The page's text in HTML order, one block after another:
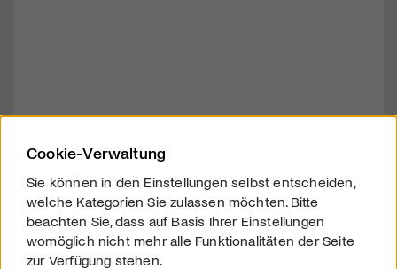
Cookie-Verwaltung
Sie können in den Einstellungen selbst entscheiden,
welche Kategorien Sie zulassen möchten. Bitte
beachten Sie, dass auf Basis Ihrer Einstellungen
womöglich nicht mehr alle Funktionalitäten der Seite
zur Verfügung stehen.